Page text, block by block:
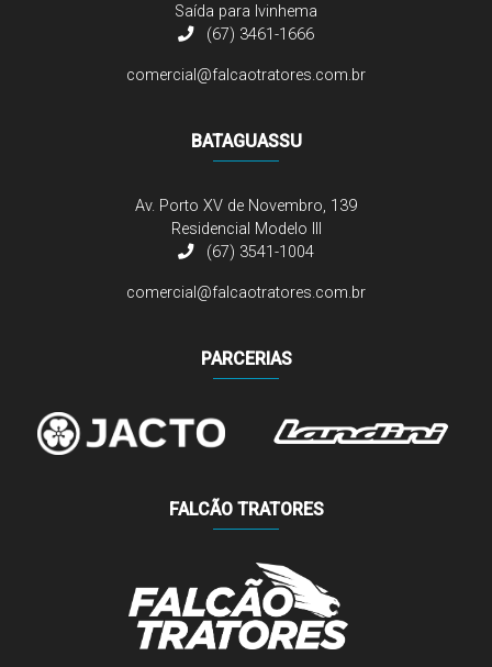
Saída para Ivinhema
(67) 3461-1666
comercial@falcaotratores.com.br
BATAGUASSU
Av. Porto XV de Novembro, 139
Residencial Modelo III
(67) 3541-1004
comercial@falcaotratores.com.br
PARCERIAS
FALCÃO TRATORES